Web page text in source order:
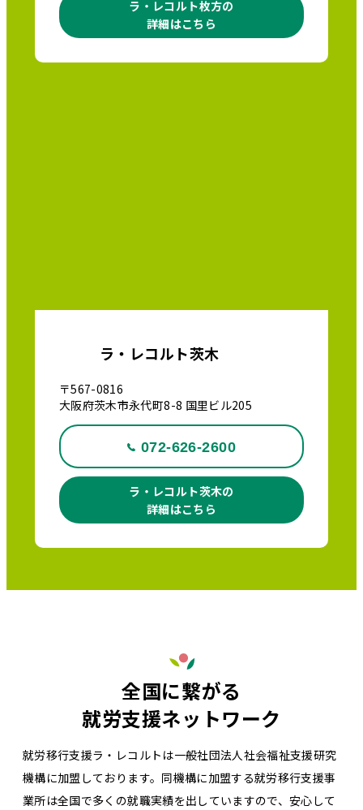
ラ・レコルト枚方の
詳細はこちら
ラ・レコルト茨木
〒567-0816
大阪府茨木市永代町8-8 国里ビル205
072-626-2600
ラ・レコルト茨木の
詳細はこちら
全国に繋がる
就労支援ネットワーク
就労移行支援ラ・レコルトは一般社団法人社会福祉支援研究
機構に加盟しております。同機構に加盟する就労移行支援事
業所は全国で多くの就職実績を出していますので、安心して